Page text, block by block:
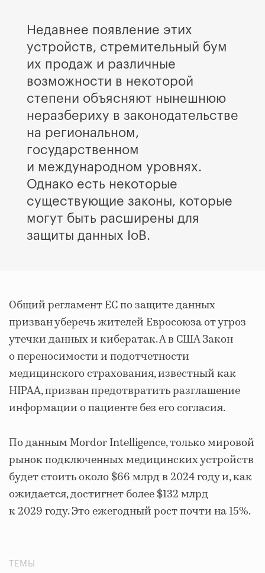
Недавнее появление этих
устройств, стремительный бум
их продаж и различные
возможности в некоторой
степени объясняют нынешнюю
неразбериху в законодательстве
на региональном,
государственном
и международном уровнях.
Однако есть некоторые
существующие законы, которые
могут быть расширены для
защиты данных IoB.
Общий регламент ЕС по защите данных
призван уберечь жителей Евросоюза от угроз
утечки данных и кибератак. А в США Закон
о переносимости и подотчетности
медицинского страхования, известный как
HIPAA, призван предотвратить разглашение
информации о пациенте без его согласия.
По данным Mordor Intelligence, только мировой
рынок подключенных медицинских устройств
будет стоить около $66 млрд в 2024 году и, как
ожидается, достигнет более $132 млрд
к 2029 году. Это ежегодный рост почти на 15%.
ТЕМЫ